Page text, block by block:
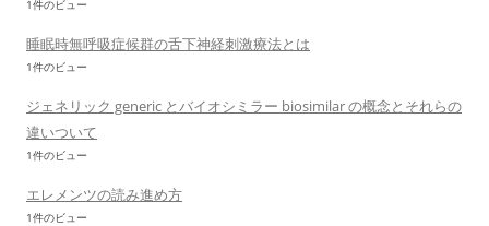
1件のビュー
睡眠時無呼吸症候群の舌下神経刺激療法とは
1件のビュー
ジェネリック generic とバイオシミラー biosimilar の概念とそれらの
違いついて
1件のビュー
エレメンツの読み進め方
1件のビュー